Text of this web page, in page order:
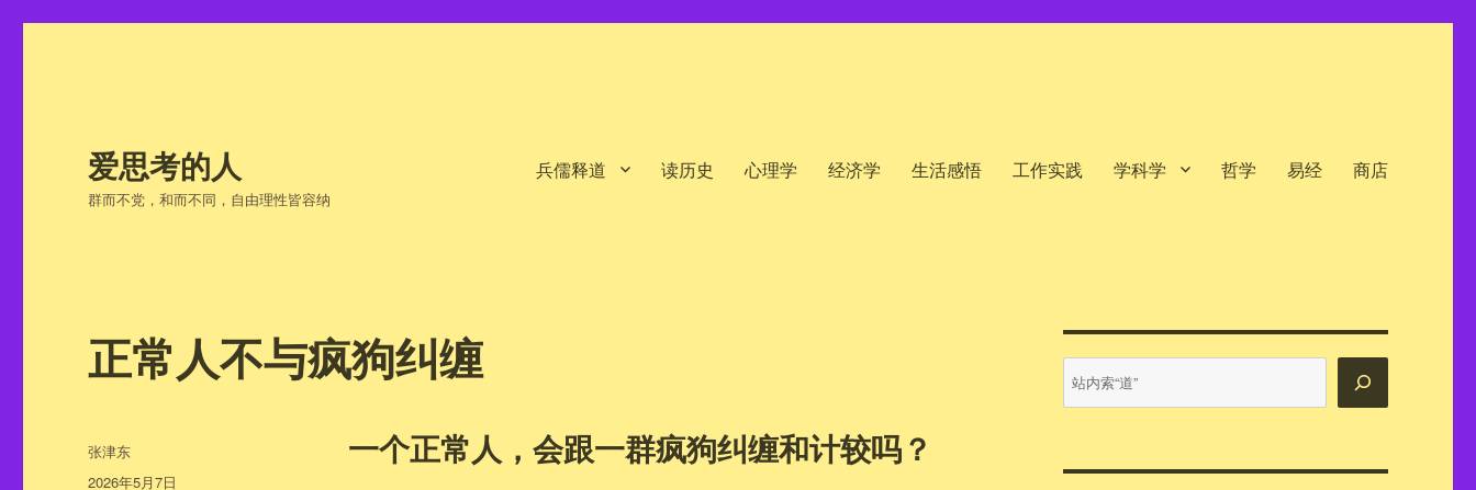
爱思考的人
群而不党，和而不同，自由理性皆容纳
兵儒释道 读历史 心理学 经济学 生活感悟 工作实践 学科学 哲学 易经 商店
正常人不与疯狗纠缠
一个正常人，会跟一群疯狗纠缠和计较吗？
作
者
张津东
发
2026年5月7日
内
搜